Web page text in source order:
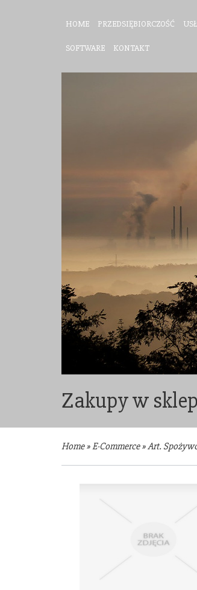
HOME PRZEDSIĘBIORCZOŚĆ
SOFTWARE KONTAKT
Zakupy w
Home»E-Commerce»Art.